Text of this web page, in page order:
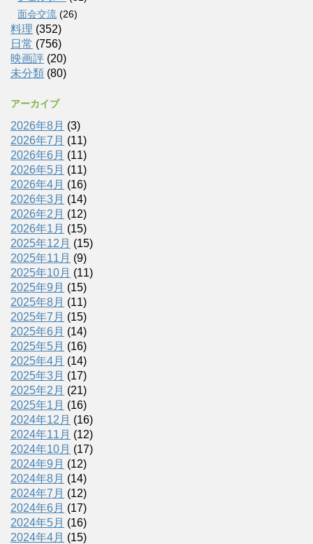
面会交流 (26)
料理 (352)
日常 (756)
映画評 (20)
未分類 (80)
アーカイブ
2026年8月 (3)
2026年7月 (11)
2026年6月 (11)
2026年5月 (11)
2026年4月 (16)
2026年3月 (14)
2026年2月 (12)
2026年1月 (15)
2025年12月 (15)
2025年11月 (9)
2025年10月 (11)
2025年9月 (15)
2025年8月 (11)
2025年7月 (15)
2025年6月 (14)
2025年5月 (16)
2025年4月 (14)
2025年3月 (17)
2025年2月 (21)
2025年1月 (16)
2024年12月 (16)
2024年11月 (12)
2024年10月 (17)
2024年9月 (12)
2024年8月 (14)
2024年7月 (12)
2024年6月 (17)
2024年5月 (16)
2024年4月 (15)